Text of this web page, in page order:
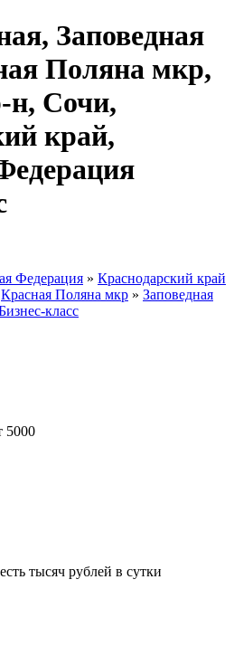
Заповедная
Поляна мкр,
н, Сочи,
край,
Федерация » Краснодарский край
Красная Поляна мкр » Заповедная
класс
5000
тысяч рублей в сутки